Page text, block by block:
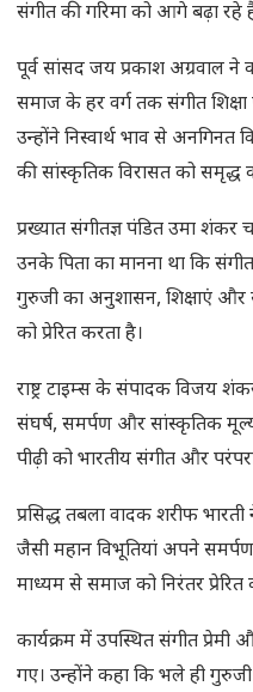
संगीत की गरिमा को आगे बढ़ा रहे
पूर्व सांसद जय प्रकाश अग्रवाल ने
समाज के हर वर्ग तक संगीत शिक्षा
उन्होंने निस्वार्थ भाव से अनगिनत
की सांस्कृतिक विरासत को समृद्ध
प्रख्यात संगीतज्ञ पंडित उमा शंकर
उनके पिता का मानना था कि
गुरुजी का अनुशासन, शिक्षाएं और
को प्रेरित करता है।
राष्ट्र टाइम्स के संपादक विजय
संघर्ष, समर्पण और सांस्कृतिक
पीढ़ी को भारतीय संगीत और
प्रसिद्ध तबला वादक शरीफ
जैसी महान विभूतियां अपने
माध्यम से समाज को निरंतर प्रेरित
कार्यक्रम में उपस्थित संगीत
गए। उन्होंने कहा कि भले ही